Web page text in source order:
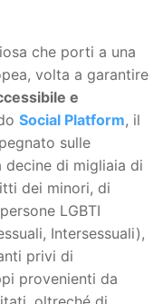
che porti a una
volta a garantire
e
Social Platform, il
sulle
decine di migliaia di
dei minori, di
LGBTI
Intersessuali),
privi di
provenienti da